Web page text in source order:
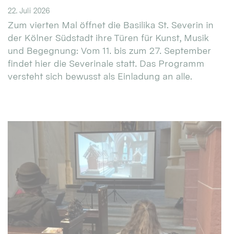
22. Juli 2026
Zum vierten Mal öffnet die Basilika St. Severin in
der Kölner Südstadt ihre Türen für Kunst, Musik
und Begegnung: Vom 11. bis zum 27. September
findet hier die Severinale statt. Das Programm
versteht sich bewusst als Einladung an alle.